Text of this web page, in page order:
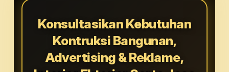
Konsultasikan Kebutuhan
Kontruksi Bangunan,
Advertising & Reklame,